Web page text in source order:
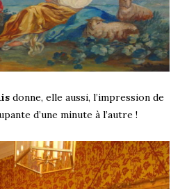
donne, elle aussi, l’impression de
d’une minute à l’autre !